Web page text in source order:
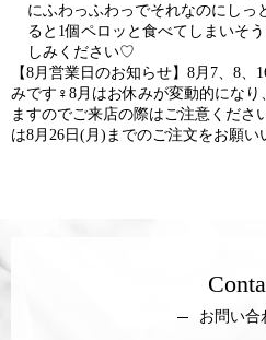
にふわっふわっでそれなのにし
ると1個ペロッと食べてしまいそ
しみください♡
【8月営業日のお知らせ】8月7、8、
みです‍♀️8月はお休みが変動的になり
ますのでご来店の際はご注意くださ
は8月26日(月)までのご注文をお願い
お問い合